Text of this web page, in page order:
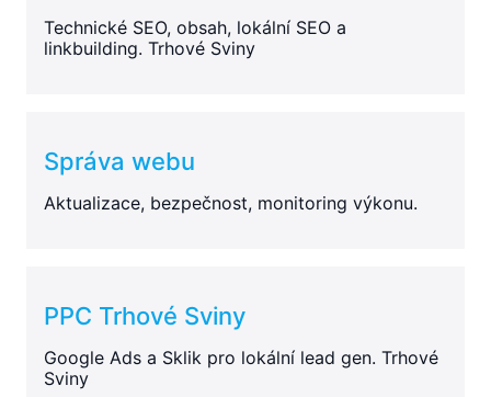
Technické SEO, obsah, lokální SEO a
linkbuilding. Trhové Sviny
Správa webu
Aktualizace, bezpečnost, monitoring výkonu.
PPC Trhové Sviny
Google Ads a Sklik pro lokální lead gen. Trhové
Sviny